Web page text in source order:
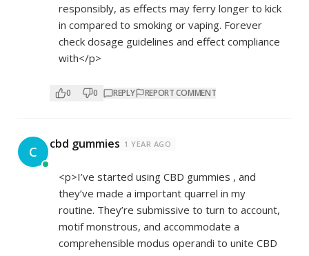
responsibly, as effects may ferry longer to kick
in compared to smoking or vaping. Forever
check dosage guidelines and effect compliance
with</p>
0 0 REPLY REPORT COMMENT
C cbd gummies 1 YEAR AGO
<p>I’ve started using CBD gummies , and
they’ve made a important quarrel in my
routine. They’re submissive to turn to account,
motif monstrous, and accommodate a
comprehensible modus operandi to unite CBD